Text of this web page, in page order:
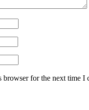
browser for the next time I